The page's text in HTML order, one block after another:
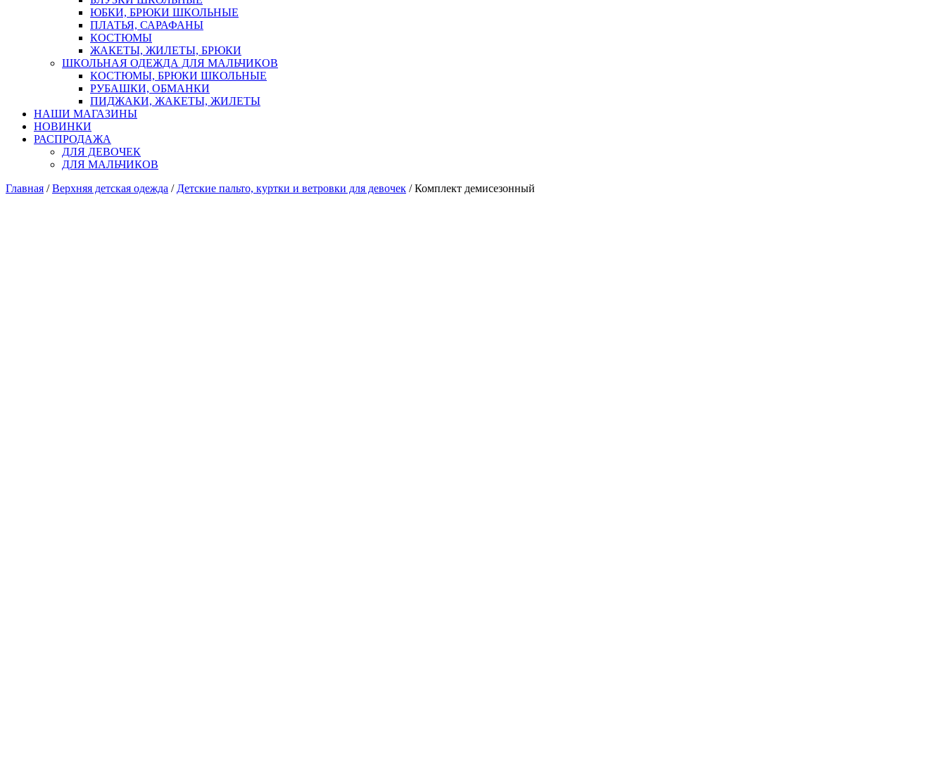
ЮБКИ, БРЮКИ ШКОЛЬНЫЕ
ПЛАТЬЯ, САРАФАНЫ
КОСТЮМЫ
ЖАКЕТЫ, ЖИЛЕТЫ, БРЮКИ
ШКОЛЬНАЯ ОДЕЖДА ДЛЯ МАЛЬЧИКОВ
КОСТЮМЫ, БРЮКИ ШКОЛЬНЫЕ
РУБАШКИ, ОБМАНКИ
ПИДЖАКИ, ЖАКЕТЫ, ЖИЛЕТЫ
НАШИ МАГАЗИНЫ
НОВИНКИ
РАСПРОДАЖА
ДЛЯ ДЕВОЧЕК
ДЛЯ МАЛЬЧИКОВ
Главная /Верхняя детская одежда / Детские пальто, куртки и ветровки для девочек / Комплект демисезонный